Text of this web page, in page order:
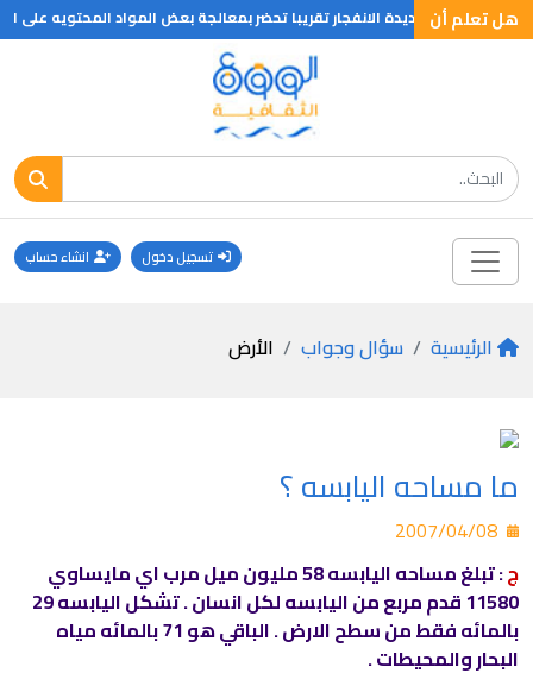
هل تعلم أنالشديدة الانفجار تقريبا تحضر بمعالجة بعض المواد المحتويه على
تسجيل دخول انشاء حساب
الرئيسية سؤال وجواب الأرض
ما مساحه اليابسه ؟
ج
: تبلغ مساحه اليابسه 58 مليون ميل مرب اي مايساوي
11580 قدم مربع من اليابسه لكل انسان . تشكل اليابسه 29
بالمائه فقط من سطح الارض . الباقي هو 71 بالمائه مياه
البحار والمحيطات .